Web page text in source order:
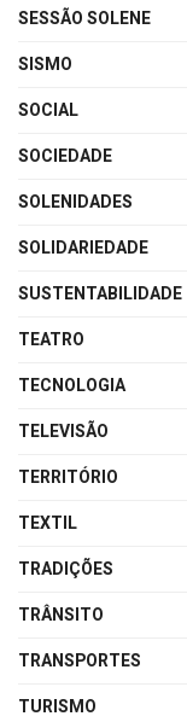
SESSÃO SOLENE
SISMO
SOCIAL
SOCIEDADE
SOLENIDADES
SOLIDARIEDADE
SUSTENTABILIDADE
TEATRO
TECNOLOGIA
TELEVISÃO
TERRITÓRIO
TEXTIL
TRADIÇÕES
TRÂNSITO
TRANSPORTES
TURISMO